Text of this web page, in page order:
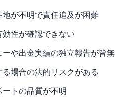
地が不明で責任追及が困難
効性が確認できない
ーや出金実績の独立報告が皆無
る場合の法的リスクがある
ートの品質が不明